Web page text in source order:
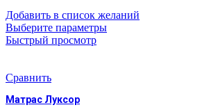
Добавить в список желаний
Выберите параметрыЭтот
Быстрый просмотр
Сравнить
Матрас Луксор